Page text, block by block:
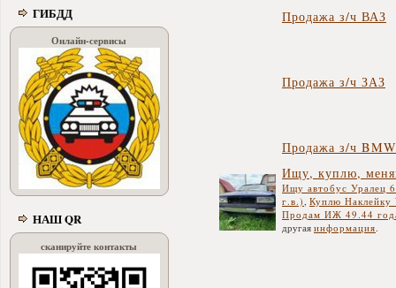
ГИБДД
Онлайн-сервисы
НАШ QR
сканируйте контакты
Продажа з/ч ВАЗ
Продажа з/ч ЗАЗ
Продажа з/ч BMW
Ищу, куплю,
Ищу автобус Уралец
г.в.) Куплю
Продам ИЖ 49.44
другая информация